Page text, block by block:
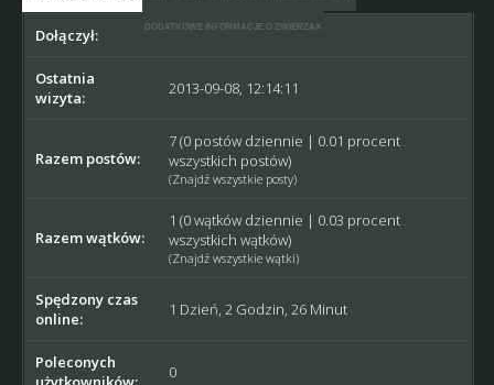
DODATKOWE INFORMACJE O ZWIERZAX
Dołączył: 2013-08-16
Ostatnia
wizyta:
2013-09-08, 12:14:11
Razem postów:
7 (0 postów dziennie | 0.01 procent
wszystkich postów)
(Znajdź wszystkie posty)
Razem wątków:
1 (0 wątków dziennie | 0.03 procent
wszystkich wątków)
(Znajdź wszystkie wątki)
Spędzony czas
online:
1 Dzień, 2 Godzin, 26 Minut
Poleconych
0